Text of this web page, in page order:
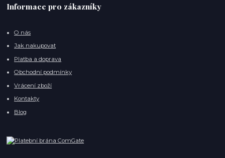
Informace pro zákazníky
O nás
Jak nakupovat
Platba a doprava
Obchodní podmínky
Vrácení zboží
Kontakty
Blog